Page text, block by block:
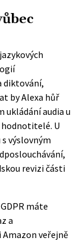
diktování,
by Alexa hůř
ukládání audia u
U
výslovným
revizi části
máte
a
veřejně